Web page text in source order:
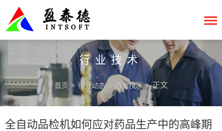
行业技术
首页 »行业动态» 行业技术» 正文
全自动品检机如何应对药品生产中的高峰期